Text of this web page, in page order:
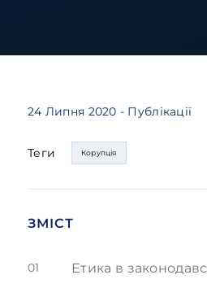
24 Липня 2020 - Публікації
Теги Корупція
ЗМІСТ
01
Етика в